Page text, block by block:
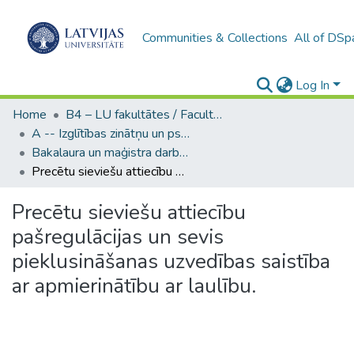
Communities & Collections All of
Log In
Home
B4 – LU fakultātes / Faculties of the UL
A -- Izglītības zinātņu un psiholoģijas fakultāte / Faculty of Education Sciences and Psychology
Bakalaura un maģistra darbi (PPMF) / Bachelor's and Master's theses
Precētu sieviešu attiecību pašregulācijas un sevis pieklusināšanas uzvedības saistība ar apmierinātību ar laulību.
Precētu sieviešu attiecību
pašregulācijas un sevis
pieklusināšanas uzvedības saistība
ar apmierinātību ar laulību.